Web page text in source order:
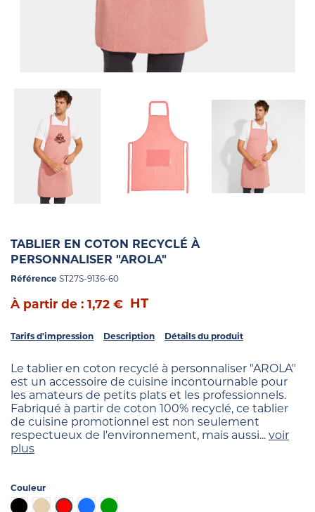
TABLIER EN COTON RECYCLÉ À
PERSONNALISER "AROLA"
Référence ST27S-9136-60
À partir de : 1,72 € HT
Tarifs d'impression Description Détails du produit
Le tablier en coton recyclé à personnaliser "AROLA"
est un accessoire de cuisine incontournable pour
les amateurs de petits plats et les professionnels.
Fabriqué à partir de coton 100% recyclé, ce tablier
de cuisine promotionnel est non seulement
respectueux de l'environnement, mais aussi... voir
plus
Couleur
Noir
Beige Rouge Bleu Vert